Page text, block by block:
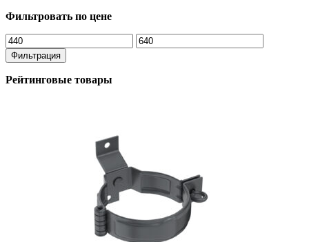
Фильтровать по цене
Минимальная
цена
Максимальная
цена
Фильтрация
Рейтинговые товары